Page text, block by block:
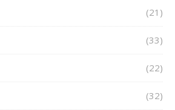
(21)
(33)
(22)
(32)